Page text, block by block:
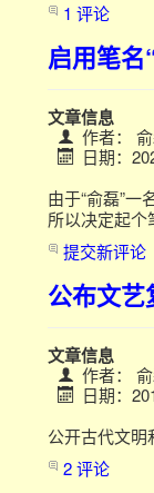
1 评论
启用笔名
文章信息
作者：
日期：
由于“俞磊”一
所以决定起个
提交新评论
公布文
文章信息
作者：
日期：
公开古代文
2 评论